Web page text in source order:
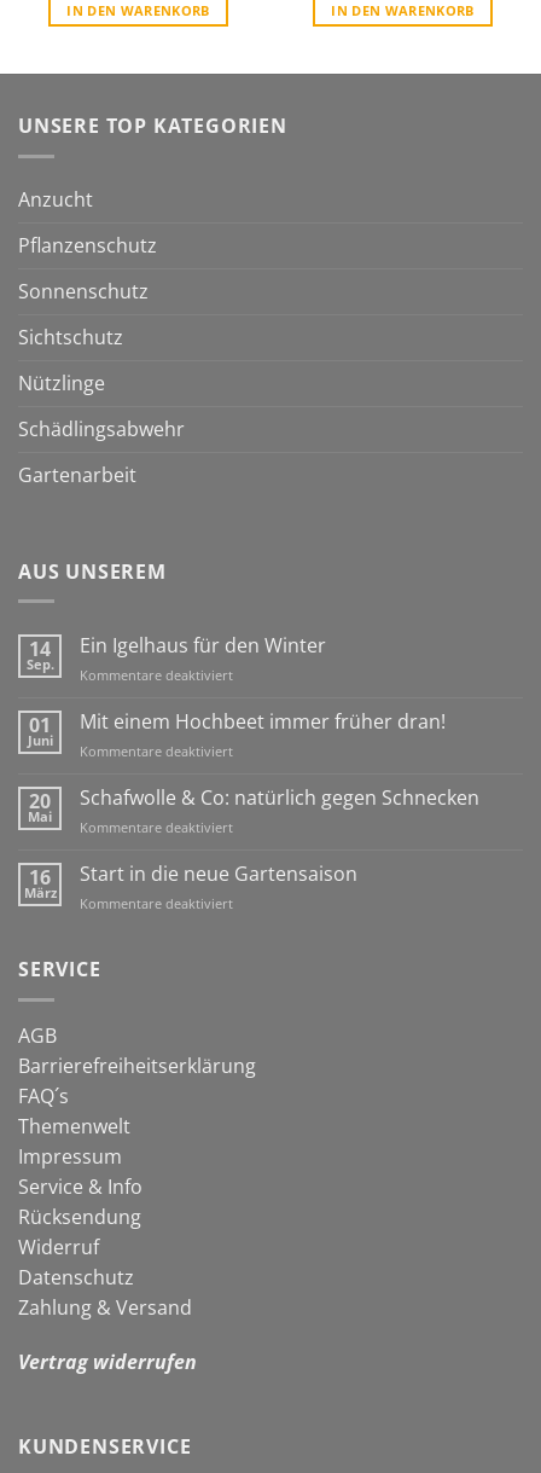
IN DEN WARENKORB IN DEN WARENKORB
UNSERE TOP KATEGORIEN
Anzucht
Pflanzenschutz
Sonnenschutz
Sichtschutz
Nützlinge
Schädlingsabwehr
Gartenarbeit
AUS UNSEREM
14
Sep.
Ein Igelhaus für den Winter
Kommentare deaktiviertfür
Igelhaus
den
01
Juni
Mit einem Hochbeet immer früher dran!
Kommentare deaktiviertfür
einem
immer
dran!
20
Mai
Schafwolle & Co: natürlich gegen Schnecken
Kommentare deaktiviertfür
&
natürlich
16
März
Start in die neue Gartensaison
Kommentare deaktiviertfür
SERVICE
AGB
Barrierefreiheitserklärung
FAQ´s
Themenwelt
Impressum
Service & Info
Rücksendung
Widerruf
Datenschutz
Zahlung & Versand
Vertrag widerrufen
KUNDENSERVICE